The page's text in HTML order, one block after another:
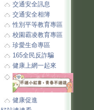
交通安全訊息
交通安全相簿
性別平等教育專區
校園霸凌教育專區
珍愛生命專區
165全民反詐騙
健康上網一起來
健康促進